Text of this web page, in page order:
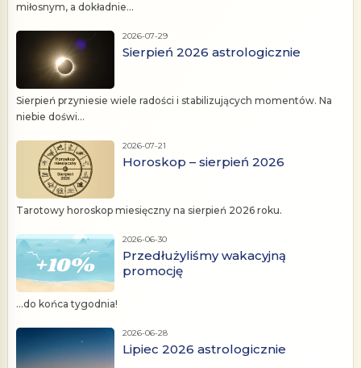
miłosnym, a dokładnie...
2026-07-29
Sierpień 2026 astrologicznie
Sierpień przyniesie wiele radości i stabilizujących momentów. Na
niebie doświ...
2026-07-21
Horoskop – sierpień 2026
Tarotowy horoskop miesięczny na sierpień 2026 roku.
2026-06-30
Przedłużyliśmy wakacyjną
promocję
...do końca tygodnia!
2026-06-28
Lipiec 2026 astrologicznie